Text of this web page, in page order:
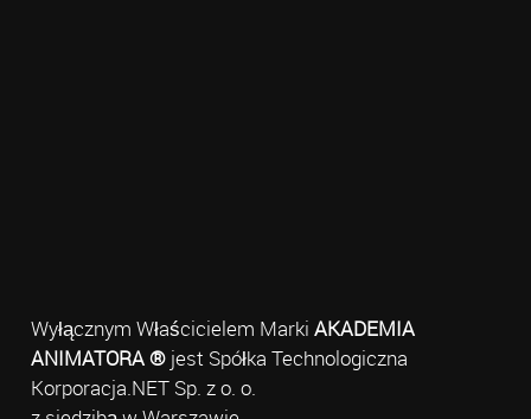
Wyłącznym Właścicielem Marki AKADEMIA
ANIMATORA ®jest Spółka Technologiczna
Korporacja.NET Sp. z o. o.